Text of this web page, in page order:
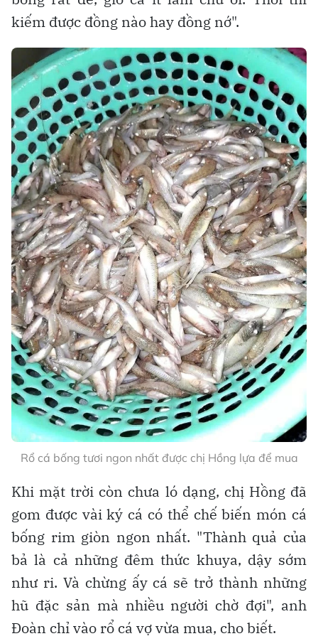
kiếm được đồng nào hay đồng nớ".
Rổ cá bống tươi ngon nhất được chị Hồng lựa để mua
Khi mặt trời còn chưa ló dạng, chị Hồng đã
gom được vài ký cá có thể chế biến món cá
bống rim giòn ngon nhất. "Thành quả của
bả là cả những đêm thức khuya, dậy sớm
như ri. Và chừng ấy cá sẽ trở thành những
hũ đặc sản mà nhiều người chờ đợi", anh
Đoàn chỉ vào rổ cá vợ vừa mua, cho biết.